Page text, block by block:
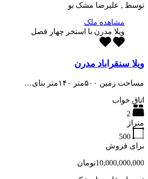
توسط , علیرضا مشک بو
مشاهده ملک
ویلا مدرن با استخر چهار فصل
ویلا سنقراباد مدرن
مساحت زمین ۵۰۰متر ۱۴۰متر بنای…
اتاق خواب
2
متراژ
500
برای فروش
10,000,000,000تومان